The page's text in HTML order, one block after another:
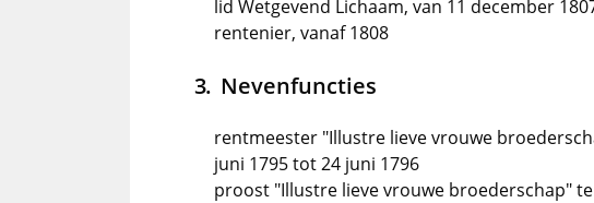
lid Wetgevend Lichaam, van 11 december
rentenier, vanaf 1808
Nevenfuncties
rentmeester "Illustre lieve vrouwe
juni 1795 tot 24 juni 1796
proost "Illustre lieve vrouwe broederschap"